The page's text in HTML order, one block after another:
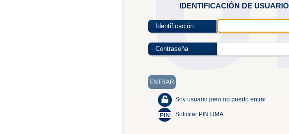
IDENTIFICACIÓN DE USUARIO
Identificación
Contraseña
Soy usuario pero no puedo entrar
Solicitar PIN UMA